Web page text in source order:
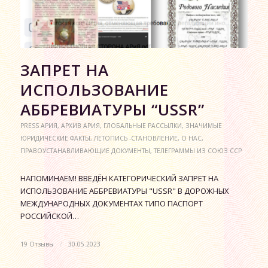
ЗАПРЕТ НА
ИСПОЛЬЗОВАНИЕ
АББРЕВИАТУРЫ “USSR”
PRESS АРИЯ,АРХИВ АРИЯ,ГЛОБАЛЬНЫЕ РАССЫЛКИ,ЗНАЧИМЫЕ
ЮРИДИЧЕСКИЕ ФАКТЫ,ЛЕТОПИСЬ -СТАНОВЛЕНИЕ,О НАС,
ПРАВОУСТАНАВЛИВАЮЩИЕ ДОКУМЕНТЫ,ТЕЛЕГРАММЫ ИЗ СОЮЗ ССР
НАПОМИНАЕМ! ВВЕДЁН КАТЕГОРИЧЕСКИЙ ЗАПРЕТ НА
ИСПОЛЬЗОВАНИЕ АББРЕВИАТУРЫ "USSR" В ДОРОЖНЫХ
МЕЖДУНАРОДНЫХ ДОКУМЕНТАХ ТИПО ПАСПОРТ
РОССИЙСКОЙ…
19 Отзывы / 30.05.2023